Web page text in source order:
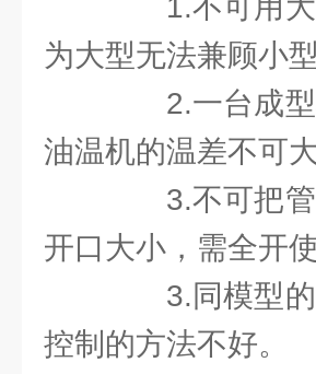
1.不可用大
为大型无法兼顾小型
2.一台成型
油温机的温差不可大
3.不可把管
开口大小，需全开使
3.同模型的
控制的方法不好。